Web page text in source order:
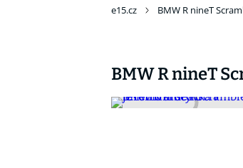
e15.cz BMW R nineT
BMW R nineT